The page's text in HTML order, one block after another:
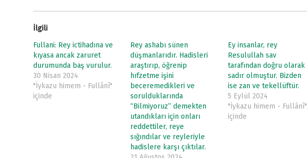
İlgili
Fullani: Rey ictihadına ve
kıyasa ancak zaruret
durumunda baş vurulur.
30 Nisan 2024
"İykazu himem - Fullânî"
içinde
Rey ashabı sünen
düşmanlarıdır. Hadisleri
araştırıp, öğrenip
hıfzetme işini
beceremedikleri ve
sorulduklarında
“Bilmiyoruz” demekten
utandıkları için onları
reddettiler, reye
sığındılar ve reyleriyle
hadislere karşı çıktılar.
Ey insanlar, rey
Resulullah sav
tarafından doğru olarak
sadır olmuştur. Bizden
ise zan ve tekellüftür.
5 Eylül 2024
"İykazu himem - Fullânî"
içinde